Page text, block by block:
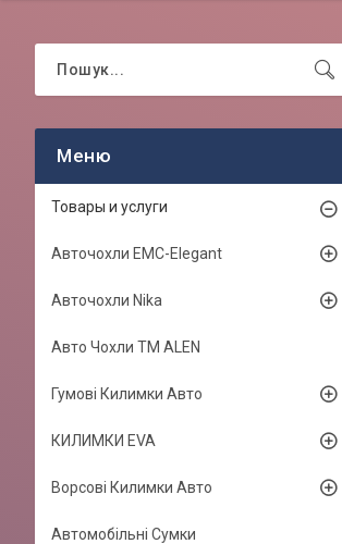
Товары и услуги
Авточохли EMC-Elegant
Авточохли Nika
Авто Чохли TM ALEN
Гумові Килимки Авто
КИЛИМКИ EVA
Ворсові Килимки Авто
Автомобільні Сумки